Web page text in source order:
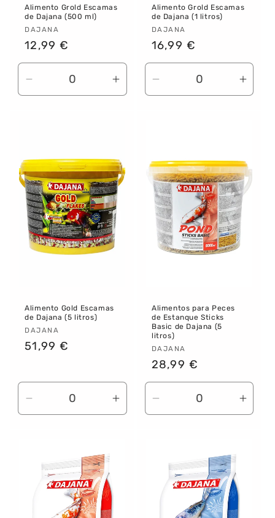
Alimento Grold Escamas
de Dajana (500 ml)
Proveedor:
DAJANA
Precio
habitual
12,99 €
Reducir
cantidad
Aumentar
cantidad
Alimento Grold Escamas
de Dajana (1 litros)
Proveedor:
DAJANA
Precio
habitual
16,99 €
Reducir
cantidad
Alimento Gold Escamas
de Dajana (5 litros)
Proveedor:
DAJANA
Precio
51,99 €
Reducir
cantidad
Title
Aumentar
cantidad
Alimentos para Peces
de Estanque Sticks
Basic de Dajana (5
litros)
Proveedor:
DAJANA
Precio
habitual
28,99 €
Reducir
cantidad
Title